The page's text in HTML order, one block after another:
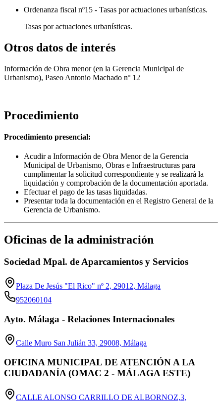
Ordenanza fiscal nº15 - Tasas por actuaciones urbanísticas.
Tasas por actuaciones urbanísticas.
Otros datos de interés
Información de Obra menor (en la Gerencia Municipal de
Urbanismo), Paseo Antonio Machado nº 12
Procedimiento
Procedimiento presencial:
Acudir a Información de Obra Menor de la Gerencia
Municipal de Urbanismo, Obras e Infraestructuras para
cumplimentar la solicitud correspondiente y se realizará la
liquidación y comprobación de la documentación aportada.
Efectuar el pago de las tasas liquidadas.
Presentar toda la documentación en el Registro General de la
Gerencia de Urbanismo.
Oficinas de la administración
Sociedad Mpal. de Aparcamientos y Servicios
Plaza De Jesús "El Rico" nº 2, 29012, Málaga
952060104
Ayto. Málaga - Relaciones Internacionales
Calle Muro San Julián 33, 29008, Málaga
OFICINA MUNICIPAL DE ATENCIÓN A LA
CIUDADANÍA (OMAC 2 - MÁLAGA ESTE)
CALLE ALONSO CARRILLO DE ALBORNOZ,3,